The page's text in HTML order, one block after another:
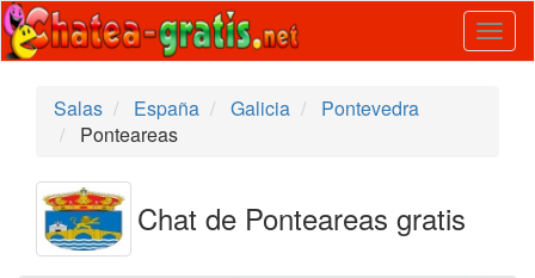
Salas
España Galicia
Pontevedra
Ponteareas
Chat de Ponteareas gratis